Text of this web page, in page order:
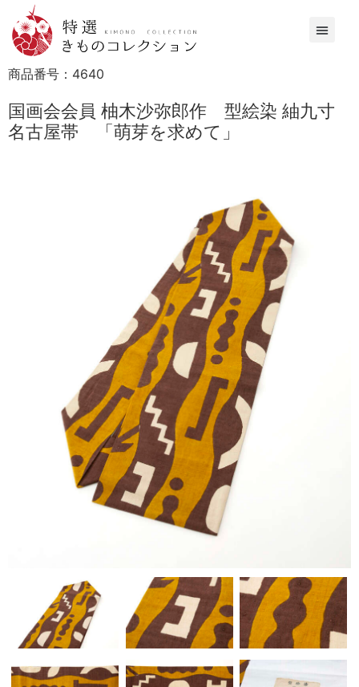
商品番号： 4640
国画会会員 柚木沙弥郎作 型絵染 紬九寸
名古屋帯 「萌芽を求めて」